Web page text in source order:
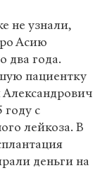
не узнали,
Асию
два года.
пациентку
с
лейкоза. В
деньги на